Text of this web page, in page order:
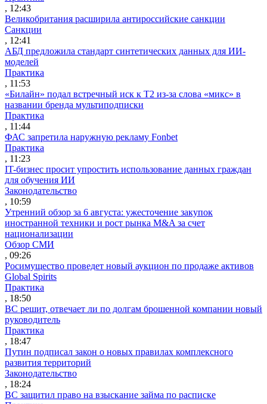
, 12:43
Великобритания расширила антироссийские санкции
Санкции
, 12:41
АБД предложила стандарт синтетических данных для ИИ-
моделей
Практика
, 11:53
«Билайн» подал встречный иск к Т2 из-за слова «микс» в
названии бренда мультиподписки
Практика
, 11:44
ФАС запретила наружную рекламу Fonbet
Практика
, 11:23
IT-бизнес просит упростить использование данных граждан
для обучения ИИ
Законодательство
, 10:59
Утренний обзор за 6 августа: ужесточение закупок
иностранной техники и рост рынка M&A за счет
национализации
Обзор СМИ
, 09:26
Росимущество проведет новый аукцион по продаже активов
Global Spirits
Практика
, 18:50
ВС решит, отвечает ли по долгам брошенной компании новый
руководитель
Практика
, 18:47
Путин подписал закон о новых правилах комплексного
развития территорий
Законодательство
, 18:24
ВС защитил право на взыскание займа по расписке